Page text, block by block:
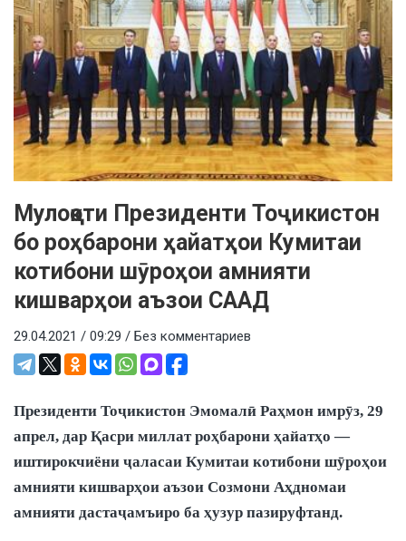
Мулоқоти Президенти Тоҷикистон
бо роҳбарони ҳайатҳои Кумитаи
котибони шӯроҳои амнияти
кишварҳои аъзои СААД
29.04.2021 / 09:29 / Без комментариев
Президенти Тоҷикистон Эмомалӣ Раҳмон имрӯз, 29
апрел, дар Қасри миллат роҳбарони ҳайатҳо —
иштирокчиёни ҷаласаи Кумитаи котибони шӯроҳои
амнияти кишварҳои аъзои Созмони Аҳдномаи
амнияти дастаҷамъиро ба ҳузур пазируфтанд.